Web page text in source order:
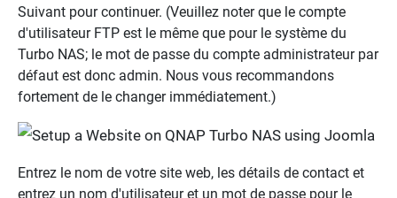
Suivant pour continuer. (Veuillez noter que le compte
d'utilisateur FTP est le même que pour le système du
Turbo NAS; le mot de passe du compte administrateur par
défaut est donc admin. Nous vous recommandons
fortement de le changer immédiatement.)
Entrez le nom de votre site web, les détails de contact et
entrez un nom d'utilisateur et un mot de passe pour le